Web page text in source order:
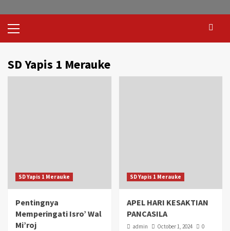
Menu
SD Yapis 1 Merauke
SD Yapis 1 Merauke
Pentingnya
Memperingati Isro’ Wal
Mi’roj
SD Yapis 1 Merauke
APEL HARI KESAKTIAN
PANCASILA
admin October 1, 2024 0